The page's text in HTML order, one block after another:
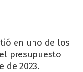
en uno de los
presupuesto
de 2023.